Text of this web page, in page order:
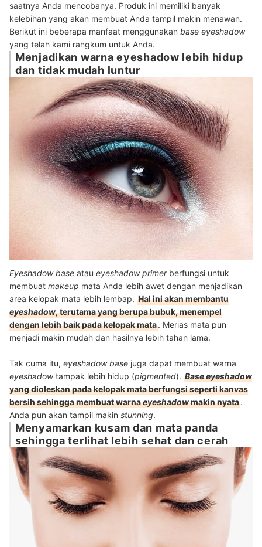
saatnya Anda mencobanya. Produk ini memiliki banyak
kelebihan yang akan membuat Anda tampil makin menawan.
Berikut ini beberapa manfaat menggunakan base eyeshadow
yang telah kami rangkum untuk Anda.
Menjadikan warna eyeshadow lebih hidup
dan tidak mudah luntur
Eyeshadow base atau eyeshadow primer berfungsi untuk
membuat makeup mata Anda lebih awet dengan menjadikan
area kelopak mata lebih lembap. Hal ini akan membantu
eyeshadow, terutama yang berupa bubuk, menempel
dengan lebih baik pada kelopak mata. Merias mata pun
menjadi makin mudah dan hasilnya lebih tahan lama.
Tak cuma itu, eyeshadow base juga dapat membuat warna
eyeshadowtampak lebih hidup (pigmented). Base eyeshadow
yang dioleskan pada kelopak mata berfungsi seperti kanvas
bersih sehingga membuat warnaeyeshadowmakin nyata.
Anda pun akan tampil makin stunning.
Menyamarkan kusam dan mata panda
sehingga terlihat lebih sehat dan cerah